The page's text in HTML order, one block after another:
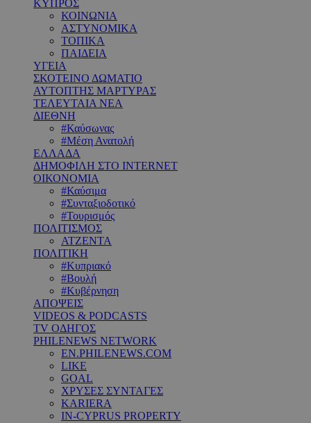
ΚΥΠΡΟΣ
ΚΟΙΝΩΝΙΑ
ΑΣΤΥΝΟΜΙΚΑ
ΤΟΠΙΚΑ
ΠΑΙΔΕΙΑ
ΥΓΕΙΑ
ΣΚΟΤΕΙΝΟ ΔΩΜΑΤΙΟ
ΑΥΤΟΠΤΗΣ ΜΑΡΤΥΡΑΣ
ΤΕΛΕΥΤΑΙΑ ΝΕΑ
ΔΙΕΘΝΗ
#Καύσωνας
#Μέση Ανατολή
ΕΛΛΑΔΑ
ΔΗΜΟΦΙΛΗ ΣΤΟ INTERNET
ΟΙΚΟΝΟΜΙΑ
#Καύσιμα
#Συνταξιοδοτικό
#Τουρισμός
ΠΟΛΙΤΙΣΜΟΣ
ΑΤΖΕΝΤΑ
ΠΟΛΙΤΙΚΗ
#Κυπριακό
#Βουλή
#Κυβέρνηση
ΑΠΟΨΕΙΣ
VIDEOS & PODCASTS
TV ΟΔΗΓΟΣ
PHILENEWS NETWORK
EN.PHILENEWS.COM
LIKE
GOAL
ΧΡΥΣΕΣ ΣΥΝΤΑΓΕΣ
KARIERA
IN-CYPRUS PROPERTY